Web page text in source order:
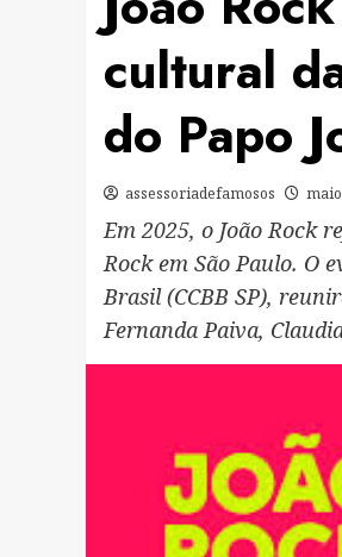
cultural
do Papo
assessoriadefamosos
Em 2025, o João Rock
Rock em São Paulo. O
Brasil (CCBB SP),
Fernanda Paiva,